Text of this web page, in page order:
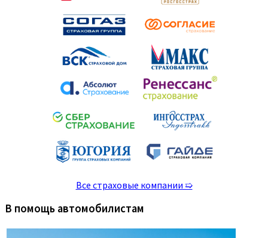
Все страховые компании ➯
В помощь автомобилистам